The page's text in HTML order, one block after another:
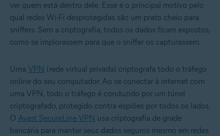
ver quem está dentro dele. Esse é o principal motivo pelo
qual redes Wi-Fi desprotegidas são um prato cheio para
sniffers. Sem a criptografia, todos os dados ficam expostos,
como se implorassem para que o sniffer os capturassem.
Uma VPN (rede virtual privada) criptografa todo o tráfego
online do seu computador. Ao se conectar à internet com
uma VPN, todo o tráfego é conduzido por um túnel
criptografado, protegido contra espiões por todos os lados.
O Avast SecureLine VPN usa criptografia de grade
bancária para manter seus dados seguros mesmo em redes